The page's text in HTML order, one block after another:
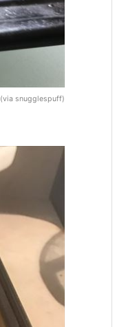
(via snugglespuff)